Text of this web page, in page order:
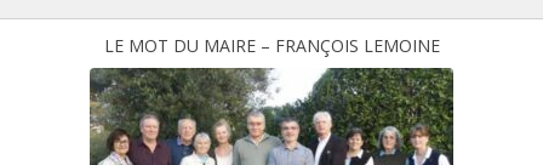
LE MOT DU MAIRE – FRANÇOIS LEMOINE